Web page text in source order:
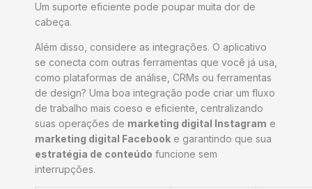
Um suporte eficiente pode poupar muita dor de
cabeça.
Além disso, considere as integrações. O aplicativo
se conecta com outras ferramentas que você já usa,
como plataformas de análise, CRMs ou ferramentas
de design? Uma boa integração pode criar um fluxo
de trabalho mais coeso e eficiente, centralizando
suas operações de marketing digital Instagram e
marketing digital Facebook e garantindo que sua
estratégia de conteúdo funcione sem
interrupções.